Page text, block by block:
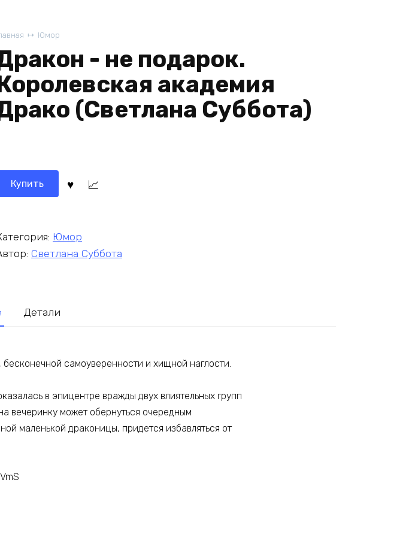
Юмор
- не подарок.
академия
(Светлана Суббота)
Купить
Юмор
Светлана Суббота
Детали
самоуверенности и хищной наглости.
в эпицентре вражды двух влиятельных групп
вечеринку может обернуться очередным
маленькой драконицы, придется избавляться от